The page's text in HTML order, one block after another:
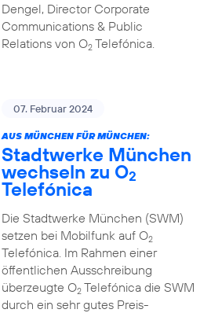
Dengel, Director Corporate
Communications & Public
Relations von O2Telefónica.
07. Februar 2024
AUS MÜNCHEN FÜR MÜNCHEN:
Stadtwerke München
wechseln zu O2
Telefónica
Die Stadtwerke München (SWM)
setzen bei Mobilfunk auf O2
Telefónica. Im Rahmen einer
öffentlichen Ausschreibung
überzeugte O2Telefónica die SWM
durch ein sehr gutes Preis-